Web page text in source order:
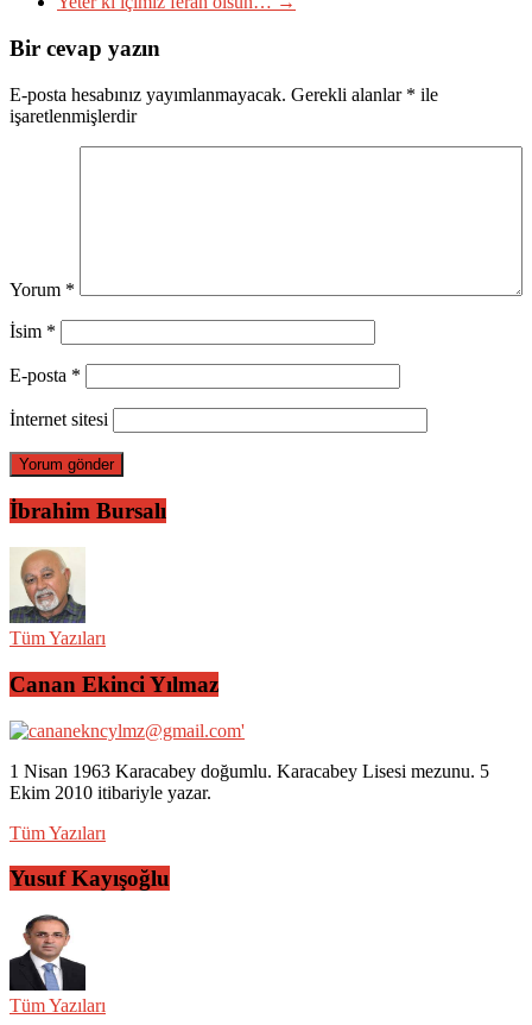
Bir cevap yazın
E-posta hesabınız yayımlanmayacak. Gerekli alanlar * ile
işaretlenmişlerdir
Yorum *
İsim *
E-posta *
İnternet sitesi
İbrahim Bursalı
Tüm Yazıları
Canan Ekinci Yılmaz
1 Nisan 1963 Karacabey doğumlu. Karacabey Lisesi mezunu. 5
Ekim 2010 itibariyle yazar.
Tüm Yazıları
Yusuf Kayışoğlu
Tüm Yazıları